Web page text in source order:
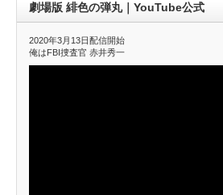
劇場版 緋色の弾丸｜YouTube公式
2020年3月13日配信開始
俺はFBI捜査官 赤井秀一